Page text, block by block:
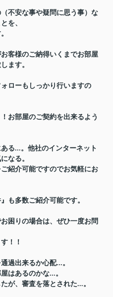
不安な事や疑問に思う事）な
を、
客様のご納得いくまでお部屋
ます。
ローもしっかり行いますの
お部屋のご契約を出来るよう
る...。他社のインターネット
なる。
紹介可能ですのでお気軽にお
も多数ご紹介可能です。
困りの場合は、ぜひ一度お問
！！
過出来るか心配...。
はあるのかな...。
が、審査を落とされた...。